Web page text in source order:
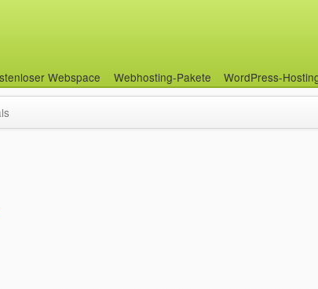
Webspace Webhosting-Pakete WordPress-